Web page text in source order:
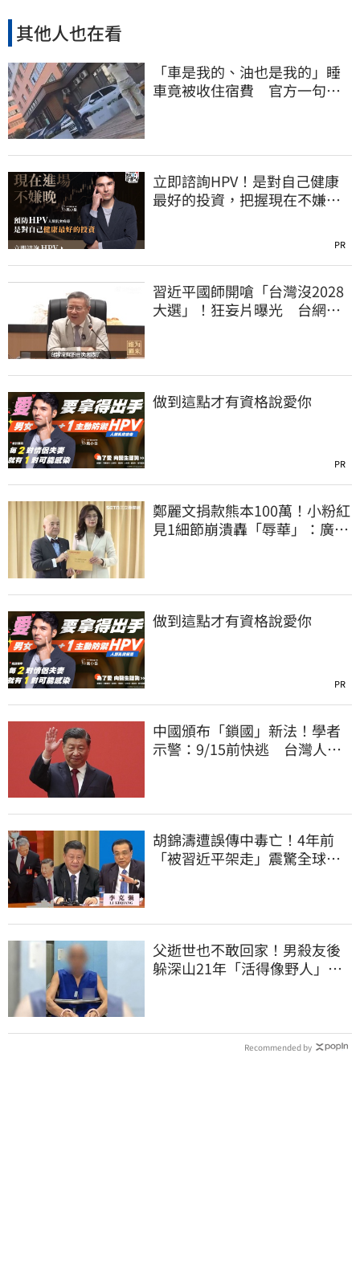
其他人也在看
「車是我的、油也是我的」睡
車竟被收住宿費 官方一句話
立即諮詢HPV！是對自己健康
最好的投資，把握現在不嫌
PR
習近平國師開嗆「台灣沒2028
大選」！狂妄片曝光 台網
做到這點才有資格說愛你
PR
鄭麗文捐款熊本100萬！小粉紅
見1細節崩潰轟「辱華」：廣西
做到這點才有資格說愛你
PR
中國頒布「鎖國」新法！學者
示警：9/15前快逃 台灣人也
胡錦濤遭誤傳中毒亡！4年前
「被習近平架走」震驚全球
父逝世也不敢回家！男殺友後
躲深山21年「活得像野人」 1
Recommended by